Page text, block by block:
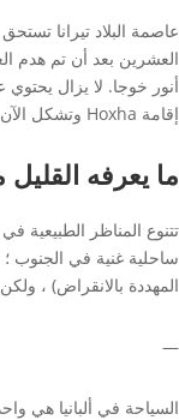
عاصمة البلاد تيرانا
العشرين بعد أن تم هدم
أنور خوجا. لا يزال يحتوي
إقامة Hoxha وتشكل الآن متحفًا.
ما يعرفه
تتنوع المناظر الطبيعية
ساحلية غنية في الجنوب ؛
المهددة بالانقراض) ،
—
السياحة في ألبانيا هي